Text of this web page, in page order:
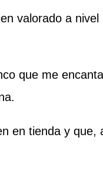
valorado a
que me
en tienda y que,